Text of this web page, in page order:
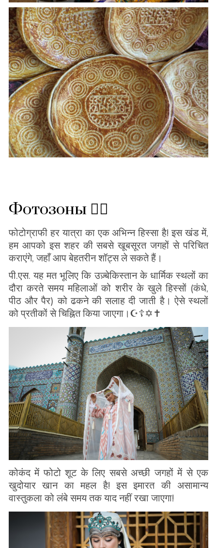
Фотозоны 🙋‍♂️
फोटोग्राफी हर यात्रा का एक अभिन्न हिस्सा है! इस खंड में,
हम आपको इस शहर की सबसे खूबसूरत जगहों से परिचित
कराएंगे, जहाँ आप बेहतरीन शॉट्स ले सकते हैं।
पी.एस. यह मत भूलिए कि उज़्बेकिस्तान के धार्मिक स्थलों का
दौरा करते समय महिलाओं को शरीर के खुले हिस्सों (कंधे,
पीठ और पैर) को ढकने की सलाह दी जाती है। ऐसे स्थलों
को प्रतीकों से चिह्नित किया जाएगा।☪️☦️✡️✝️
कोकंद में फोटो शूट के लिए सबसे अच्छी जगहों में से एक
खुदोयार खान का महल है! इस इमारत की असामान्य
वास्तुकला को लंबे समय तक याद नहीं रखा जाएगा!